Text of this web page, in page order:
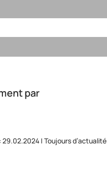
par
| Toujours d’actualité